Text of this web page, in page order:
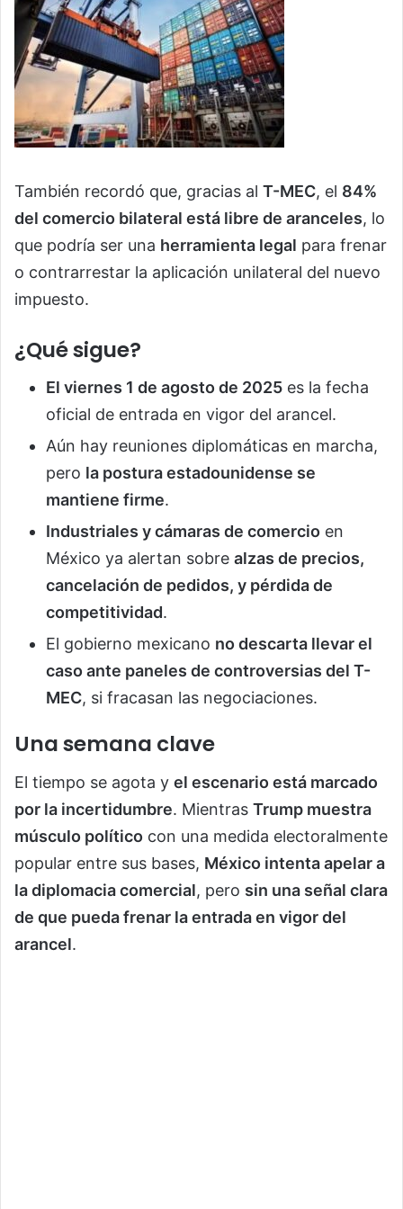
También recordó que, gracias al T-MEC, el 84%
del comercio bilateral está libre de aranceles, lo
que podría ser una herramienta legal para frenar
o contrarrestar la aplicación unilateral del nuevo
impuesto.
¿Qué sigue?
El viernes 1 de agosto de 2025 es la fecha
oficial de entrada en vigor del arancel.
Aún hay reuniones diplomáticas en marcha,
pero la postura estadounidense se
mantiene firme.
Industriales y cámaras de comercio en
México ya alertan sobre alzas de precios,
cancelación de pedidos, y pérdida de
competitividad.
El gobierno mexicano no descarta llevar el
caso ante paneles de controversias del T-
MEC, si fracasan las negociaciones.
Una semana clave
El tiempo se agota y el escenario está marcado
por la incertidumbre. Mientras Trump muestra
músculo político con una medida electoralmente
popular entre sus bases, México intenta apelar a
la diplomacia comercial, pero sin una señal clara
de que pueda frenar la entrada en vigor del
arancel.